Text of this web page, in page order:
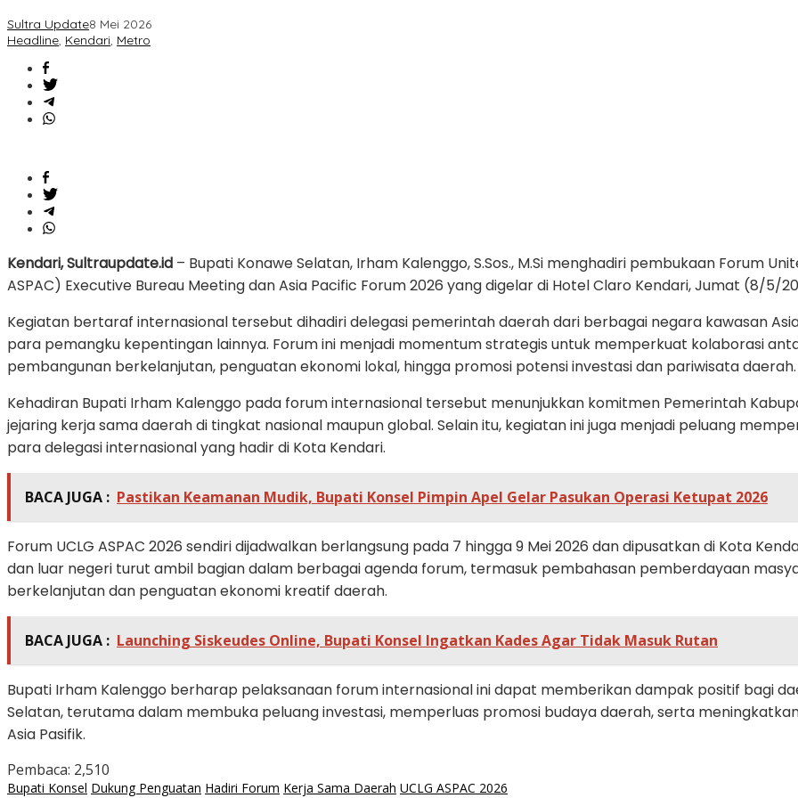
Sultra Update8 Mei 2026
Headline, Kendari, Metro
Kendari, Sultraupdate.id – Bupati Konawe Selatan, Irham Kalenggo, S.Sos., M.Si menghadiri pembukaan Forum
ASPAC) Executive Bureau Meeting dan Asia Pacific Forum 2026 yang digelar di Hotel Claro Kendari, Jumat (8/5/
Kegiatan bertaraf internasional tersebut dihadiri delegasi pemerintah daerah dari berbagai negara kawasan
para pemangku kepentingan lainnya. Forum ini menjadi momentum strategis untuk memperkuat kolaborasi
pembangunan berkelanjutan, penguatan ekonomi lokal, hingga promosi potensi investasi dan pariwisata daerah.
Kehadiran Bupati Irham Kalenggo pada forum internasional tersebut menunjukkan komitmen Pemerintah
jejaring kerja sama daerah di tingkat nasional maupun global. Selain itu, kegiatan ini juga menjadi peluang
para delegasi internasional yang hadir di Kota Kendari.
BACA JUGA : Pastikan Keamanan Mudik, Bupati Konsel Pimpin Apel Gelar Pasukan Operasi Ketupat 2026
Forum UCLG ASPAC 2026 sendiri dijadwalkan berlangsung pada 7 hingga 9 Mei 2026 dan dipusatkan di Kota
dan luar negeri turut ambil bagian dalam berbagai agenda forum, termasuk pembahasan pemberdayaan
berkelanjutan dan penguatan ekonomi kreatif daerah.
BACA JUGA : Launching Siskeudes Online, Bupati Konsel Ingatkan Kades Agar Tidak Masuk Rutan
Bupati Irham Kalenggo berharap pelaksanaan forum internasional ini dapat memberikan dampak positif bagi
Selatan, terutama dalam membuka peluang investasi, memperluas promosi budaya daerah, serta
Asia Pasifik.
Pembaca: 2,510
Bupati Konsel Dukung Penguatan Hadiri Forum Kerja Sama Daerah UCLG ASPAC 2026